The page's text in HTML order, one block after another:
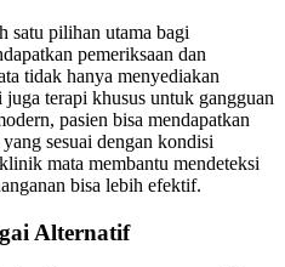
satu pilihan utama bagi
pemeriksaan dan
tidak hanya menyediakan
terapi khusus untuk gangguan
pasien bisa mendapatkan
sesuai dengan kondisi
mata membantu mendeteksi
bisa lebih efektif.
Alternatif